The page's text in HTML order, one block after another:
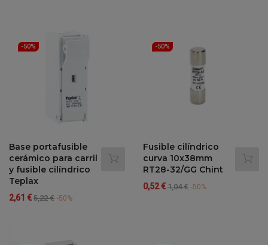
-50%
Base portafusible
cerámico para carril
y fusible cilíndrico
Teplax
Precio
2,61 €Precio
5,22 € -50%
-50%
Fusible cilíndrico
curva 10x38mm
RT28-32/GG Chint
Precio
0,52 €Precio
1,04 € -50%